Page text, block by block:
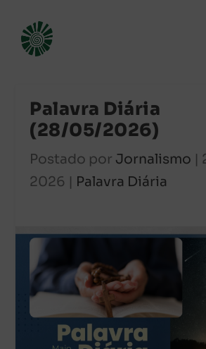
Palavra Diária
(28/05/2026)
Postado por Jornalismo |
2026 | Palavra Diária